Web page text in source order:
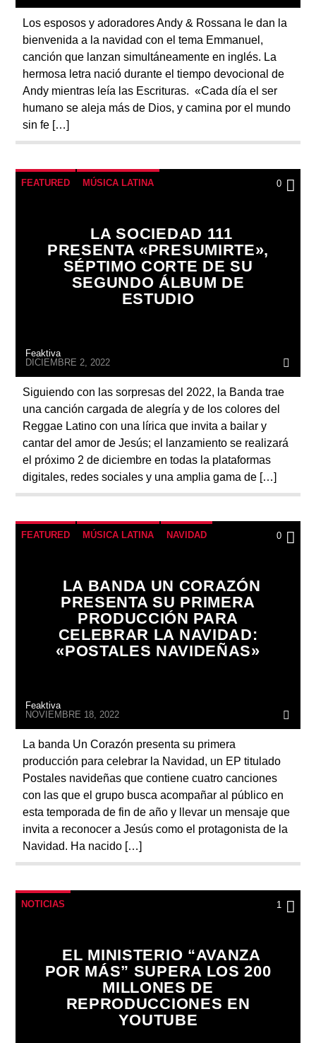
Los esposos y adoradores Andy & Rossana le dan la
bienvenida a la navidad con el tema Emmanuel,
canción que lanzan simultáneamente en inglés. La
hermosa letra nació durante el tiempo devocional de
Andy mientras leía las Escrituras. «Cada día el ser
humano se aleja más de Dios, y camina por el mundo
sin fe […]
FEATURED MÚSICA LATINA 0
LA SOCIEDAD 111
PRESENTA «PRESUMIRTE»,
SÉPTIMO CORTE DE SU
SEGUNDO ÁLBUM DE
ESTUDIO
Feaktiva
DICIEMBRE 2, 2022
Siguiendo con las sorpresas del 2022, la Banda trae
una canción cargada de alegría y de los colores del
Reggae Latino con una lírica que invita a bailar y
cantar del amor de Jesús; el lanzamiento se realizará
el próximo 2 de diciembre en todas la plataformas
digitales, redes sociales y una amplia gama de […]
FEATURED MÚSICA LATINA NAVIDAD 0
LA BANDA UN CORAZÓN
PRESENTA SU PRIMERA
PRODUCCIÓN PARA
CELEBRAR LA NAVIDAD:
«POSTALES NAVIDEÑAS»
Feaktiva
NOVIEMBRE 18, 2022
La banda Un Corazón presenta su primera
producción para celebrar la Navidad, un EP titulado
Postales navideñas que contiene cuatro canciones
con las que el grupo busca acompañar al público en
esta temporada de fin de año y llevar un mensaje que
invita a reconocer a Jesús como el protagonista de la
Navidad. Ha nacido […]
NOTICIAS 1
EL MINISTERIO “AVANZA
POR MÁS” SUPERA LOS 200
MILLONES DE
REPRODUCCIONES EN
YOUTUBE